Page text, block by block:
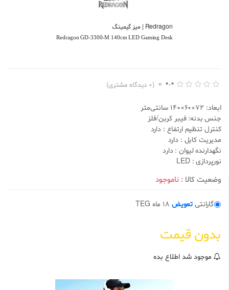
Redragon | میز گیمینگ
Redragon GD-3300-M 140cm LED Gaming Desk
ت
ی
ا
ز
د
ی
0
.
0
5
ب
ا
ا
م
0.0
(
0 دیدگاه مشتری)
ابعاد: 72×60×140 سانتی‌متر
جنس بدنه: فیبر کربن/فلز
کنترل تنظیم ارتفاع : دارد
مدیریت کابل : دارد
نگهدارنده لیوان : دارد
نورپردازی : LED
وضعیت کالا : ناموجود
گارانتی تعویض
بدون قیمت
موجود شد اطلاع بده